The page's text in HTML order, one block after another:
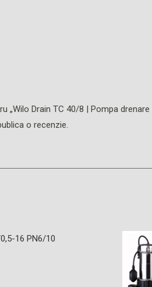
„Wilo Drain TC 40/8 | Pompa drenare
o recenzie.
16 PN6/10